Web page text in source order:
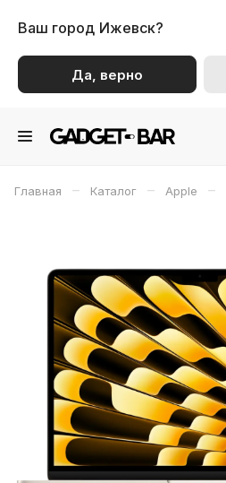
Ваш город Ижевск?
Да, верно
Главная – Каталог – Apple –